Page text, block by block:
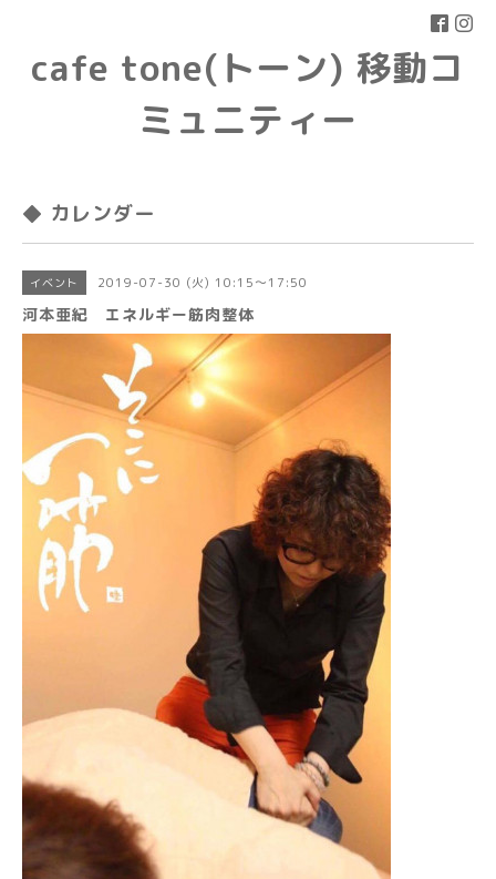
cafe tone(トーン) 移動コ
ミュニティー
◆ カレンダー
イベント 2019-07-30 (火) 10:15～17:50
河本亜紀 エネルギー筋肉整体